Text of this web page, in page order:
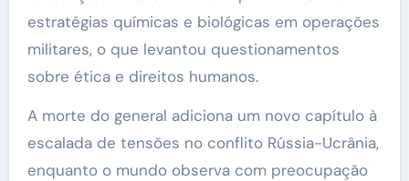
estratégias químicas e biológicas em operações
militares, o que levantou questionamentos
sobre ética e direitos humanos.
A morte do general adiciona um novo capítulo à
escalada de tensões no conflito Rússia-Ucrânia,
enquanto o mundo observa com preocupação